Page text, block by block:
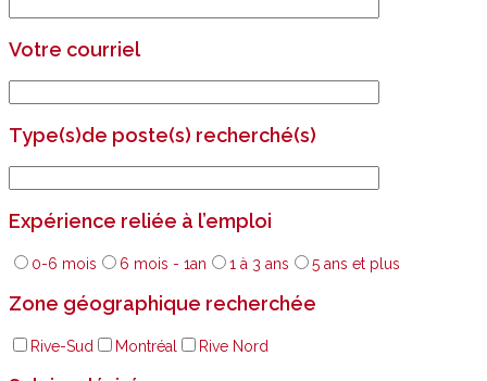
Votre courriel
Type(s)de poste(s) recherché(s)
Expérience reliée à l’emploi
0-6 mois 6 mois - 1an 1 à 3 ans 5 ans et plus
Zone géographique recherchée
Rive-Sud Montréal Rive Nord